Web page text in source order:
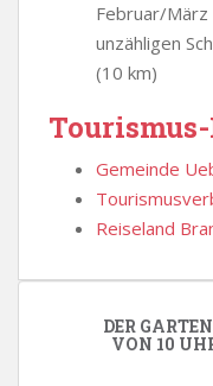
Februar/
unzähligen
(10 km)
Gemeinde
Reiseland
DER
VON 10